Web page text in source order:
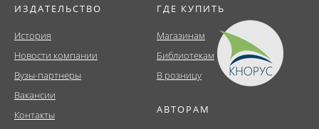
ИЗДАТЕЛЬСТВО
История
Новости компании
Вузы-партнеры
Вакансии
Контакты
ГДЕ КУПИТЬ
Магазинам
Библиотекам
В розницу
АВТОРАМ